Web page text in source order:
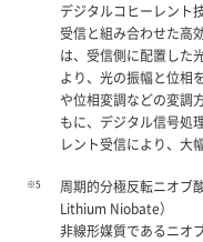
デジタルコヒーレント
受信と組み合わせた高
は、受信側に配置した
より、光の振幅と位相
や位相変調などの変調
もに、デジタル信号処
レント受信により、大
※5
周期的分極反転ニオブ
Lithium Niobate）
非線形媒質であるニオ